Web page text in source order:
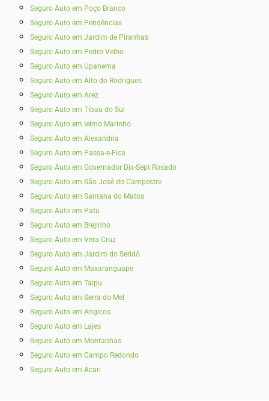
Seguro Auto em Poço Branco
Seguro Auto em Pendências
Seguro Auto em Jardim de Piranhas
Seguro Auto em Pedro Velho
Seguro Auto em Upanema
Seguro Auto em Alto do Rodrigues
Seguro Auto em Arez
Seguro Auto em Tibau do Sul
Seguro Auto em Ielmo Marinho
Seguro Auto em Alexandria
Seguro Auto em Passa-e-Fica
Seguro Auto em Governador Dix-Sept Rosado
Seguro Auto em São José do Campestre
Seguro Auto em Santana do Matos
Seguro Auto em Patu
Seguro Auto em Brejinho
Seguro Auto em Vera Cruz
Seguro Auto em Jardim do Seridó
Seguro Auto em Maxaranguape
Seguro Auto em Taipu
Seguro Auto em Serra do Mel
Seguro Auto em Angicos
Seguro Auto em Lajes
Seguro Auto em Montanhas
Seguro Auto em Campo Redondo
Seguro Auto em Acari